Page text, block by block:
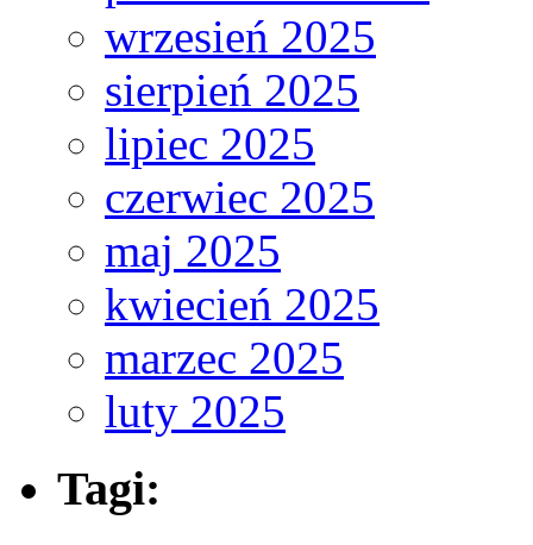
wrzesień 2025
sierpień 2025
lipiec 2025
czerwiec 2025
maj 2025
kwiecień 2025
marzec 2025
luty 2025
Tagi: